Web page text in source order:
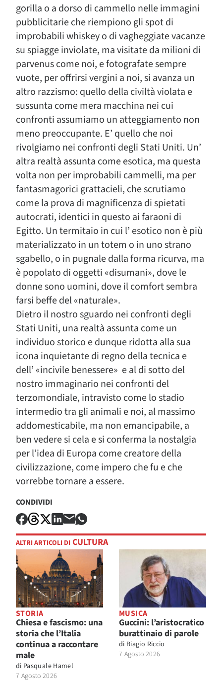
gorilla o a dorso di cammello nelle immagini
pubblicitarie che riempiono gli spot di
improbabili whiskey o di vagheggiate vacanze
su spiagge inviolate, ma visitate da milioni di
parvenus come noi, e fotografate sempre
vuote, per offrirsi vergini a noi, si avanza un
altro razzismo: quello della civiltà violata e
sussunta come mera macchina nei cui
confronti assumiamo un atteggiamento non
meno preoccupante. E’ quello che noi
rivolgiamo nei confronti degli Stati Uniti. Un’
altra realtà assunta come esotica, ma questa
volta non per improbabili cammelli, ma per
fantasmagorici grattacieli, che scrutiamo
come la prova di magnificenza di spietati
autocrati, identici in questo ai faraoni di
Egitto. Un termitaio in cui l’ esotico non è più
materializzato in un totem o in uno strano
sgabello, o in pugnale dalla forma ricurva, ma
è popolato di oggetti «disumani», dove le
donne sono uomini, dove il comfort sembra
farsi beffe del «naturale».
Dietro il nostro sguardo nei confronti degli
Stati Uniti, una realtà assunta come un
individuo storico e dunque ridotta alla sua
icona inquietante di regno della tecnica e
dell’ «incivile benessere» e al di sotto del
nostro immaginario nei confronti del
terzomondiale, intravisto come lo stadio
intermedio tra gli animali e noi, al massimo
addomesticabile, ma non emancipabile, a
ben vedere si cela e si conferma la nostalgia
per l’idea di Europa come creatore della
civilizzazione, come impero che fu e che
vorrebbe tornare a essere.
CONDIVIDI
ALTRI ARTICOLI DI CULTURA
STORIA
Chiesa e fascismo: una
storia che l’Italia
continua a raccontare
male
di Pasquale Hamel
7 Agosto 2026
MUSICA
Guccini: l’aristocratico
burattinaio di parole
di Biagio Riccio
7 Agosto 2026